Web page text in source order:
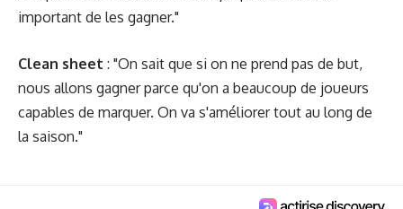
important de les gagner."
Clean sheet : "On sait que si on ne prend pas de but,
nous allons gagner parce qu'on a beaucoup de joueurs
capables de marquer. On va s'améliorer tout au long de
la saison."